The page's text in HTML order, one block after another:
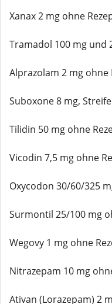
Xanax 2 mg ohne
Tramadol 100 mg und
Alprazolam 2 mg ohne
Suboxone 8 mg,
Tilidin 50 mg ohne
Vicodin 7,5 mg ohne
Oxycodon 30/60/325
Surmontil 25/100 mg
Wegovy 1 mg ohne
Nitrazepam 10 mg
Ativan (Lorazepam) 2